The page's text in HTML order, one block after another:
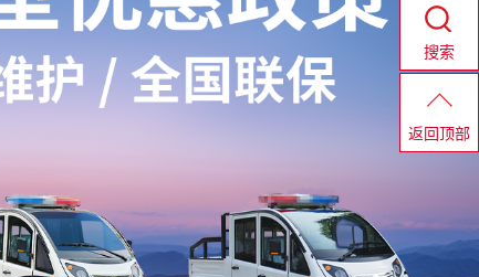
搜索
返回顶部